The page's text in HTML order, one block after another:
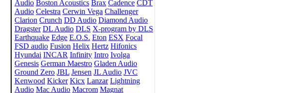
Audio Boston Acoustics Brax Cadence CDT
Audio Celestra Cerwin Vega Challenger
Clarion Crunch DD Audio Diamond Audio
Dragster DL Audio DLS X-program by DLS
Earthquake Edge E.O.S. Eton ESX Focal
FSD audio Fusion Helix Hertz Hifonics
Hyundai INCAR Infinity Intro Ivolga
Genesis German Maestro Gladen Audio
Ground Zero JBL Jensen JL Audio JVC
Kenwood Kicker Kicx Lanzar Lightning
Audio Mac Audio Macrom Magnat